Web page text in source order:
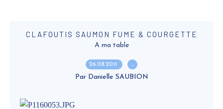
CLAFOUTIS SAUMON FUME & COURGETTE
A ma table
26.08.2011 …
Par Danielle SAUBION